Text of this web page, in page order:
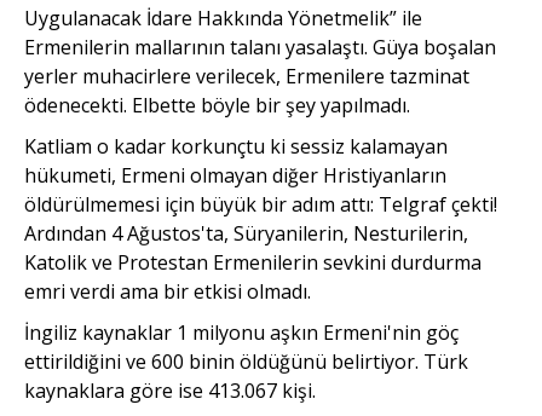
Uygula­nacak İdare Hakkında Yönetmelik” ile
Ermenilerin mallarının talanı yasalaştı. Güya boşalan
yerler muhacirlere verilecek, Ermenilere tazminat
ödenecekti. Elbette böyle bir şey yapılmadı.
Katliam o kadar korkunçtu ki sessiz kalamayan
hükumeti, Ermeni olmayan diğer Hristiyanların
öldürülmemesi için büyük bir adım attı: Telgraf çekti!
Ardından 4 Ağustos'ta, Süryanilerin, Nesturilerin,
Katolik ve Protestan Ermenilerin sevkini durdurma
emri verdi ama bir etkisi olmadı.
İngiliz kaynaklar 1 milyonu aşkın Ermeni'nin göç
ettirildiğini ve 600 binin öldüğünü belirtiyor. Türk
kaynaklara göre ise 413.067 kişi.